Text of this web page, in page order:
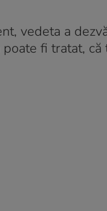
vedeta a
fi tratat,